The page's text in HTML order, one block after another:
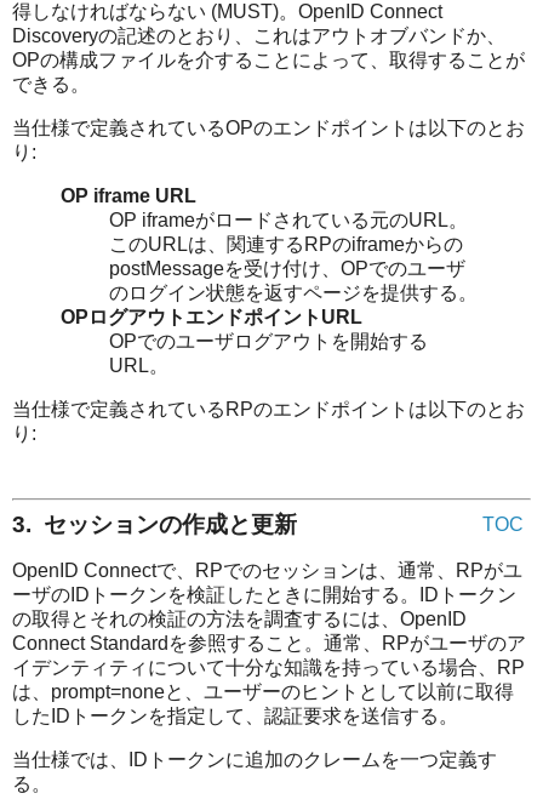
得しなければならない (MUST)。OpenID Connect
Discoveryの記述のとおり、これはアウトオブバンドか、
OPの構成ファイルを介することによって、取得することが
できる。
当仕様で定義されているOPのエンドポイントは以下のとお
り:
OP iframe URL
OP iframeがロードされている元のURL。
このURLは、関連するRPのiframeからの
postMessageを受け付け、OPでのユーザ
のログイン状態を返すページを提供する。
OPログアウトエンドポイントURL
OPでのユーザログアウトを開始する
URL。
当仕様で定義されているRPのエンドポイントは以下のとお
り:
TOC
3. セッションの作成と更新
OpenID Connectで、RPでのセッションは、通常、RPがユ
ーザのIDトークンを検証したときに開始する。IDトークン
の取得とそれの検証の方法を調査するには、OpenID
Connect Standardを参照すること。通常、RPがユーザのア
イデンティティについて十分な知識を持っている場合、RP
は、prompt=noneと、ユーザーのヒントとして以前に取得
したIDトークンを指定して、認証要求を送信する。
当仕様では、IDトークンに追加のクレームを一つ定義す
る。